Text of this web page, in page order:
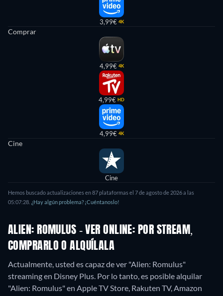
3,99€ 4K
Comprar
4,99€ 4K
4,99€ HD
4,99€ 4K
Cine
Cine
Hemos buscado actualizaciones en87plataformas el 7 de agosto de 2026a las
05:07:28 ¿Hay algún problema? ¡Cuéntanoslo!
ALIEN: ROMULUS - VER ONLINE: POR STREAM,
COMPRARLO O ALQUÍLALA
Actualmente, usted es capaz de ver "Alien: Romulus"
streaming en Disney Plus. Por lo tanto, es posible alquilar
"Alien: Romulus" en Apple TV Store, Rakuten TV, Amazon